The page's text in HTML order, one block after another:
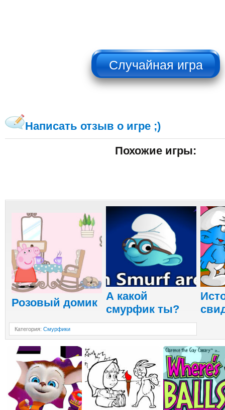
НЕ НАЖИМАТЬ!!!
Написать отзыв о игре ;)
Похожие игры:
Розовый домик
А какой
смурфик ты?
Категория: Смурфики